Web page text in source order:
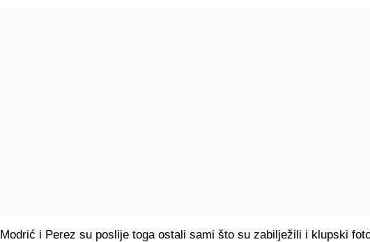
Modrić i Perez su poslije toga ostali sami što su zabilježili i klupski